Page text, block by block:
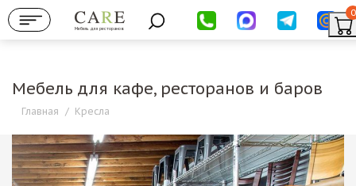
Мебель для ресторанов
0
Мебель для кафе, ресторанов и баров
Главная / Кресла